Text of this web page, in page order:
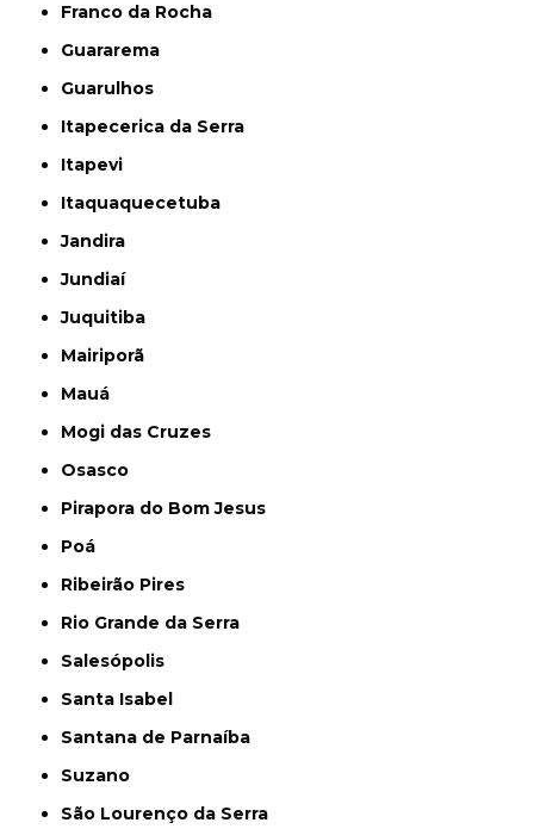
Franco da Rocha
Guararema
Guarulhos
Itapecerica da Serra
Itapevi
Itaquaquecetuba
Jandira
Jundiaí
Juquitiba
Mairiporã
Mauá
Mogi das Cruzes
Osasco
Pirapora do Bom Jesus
Poá
Ribeirão Pires
Rio Grande da Serra
Salesópolis
Santa Isabel
Santana de Parnaíba
Suzano
São Lourenço da Serra